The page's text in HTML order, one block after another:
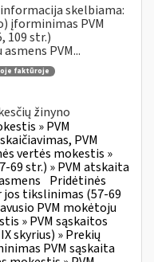
skelbiama:
įforminimas PVM
109 str.)
PVM...
faktūroje
žinyno
» PVM
PVM
vertės mokestis »
69 str.) » PVM atskaita
Pridėtinės
jos tikslinimas (57-69
PVM mokėtoju
» PVM sąskaitos
skyrius) » Prekių
PVM sąskaita